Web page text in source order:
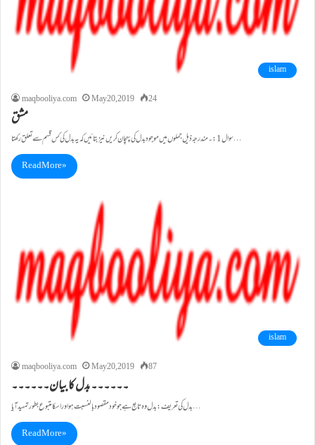
islam
maqbooliya.com
May 20, 2019 24
مشق
سوال1:۔مندرجہ ذیل جملوں میں موجود بدل کی پہچان کریں نیز بتائیں کہ یہ بدل کی کس قسم سے تعلق رکھتا…
Read More »
islam
maqbooliya.com
May 20, 2019 87
۔۔۔۔۔۔بدل کا بیان۔۔۔۔۔۔
بدل کی تعریف: بدل وہ تابع ہے جو خود مقصود بالنسبت ہو اور اسکا متبوع بطور تمہید آیا…
Read More »